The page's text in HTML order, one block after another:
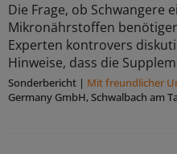
Die Frage, ob Schwangere
Mikronährstoffen
Experten kontrovers
Hinweise, dass die
Sonderbericht | Mit freundlicher
Germany GmbH, Schwalbach am